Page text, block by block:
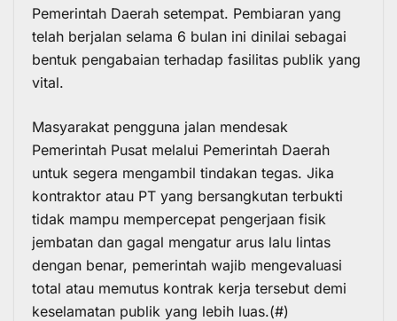
Pemerintah Daerah setempat. Pembiaran yang
telah berjalan selama 6 bulan ini dinilai sebagai
bentuk pengabaian terhadap fasilitas publik yang
vital.
Masyarakat pengguna jalan mendesak
Pemerintah Pusat melalui Pemerintah Daerah
untuk segera mengambil tindakan tegas. Jika
kontraktor atau PT yang bersangkutan terbukti
tidak mampu mempercepat pengerjaan fisik
jembatan dan gagal mengatur arus lalu lintas
dengan benar, pemerintah wajib mengevaluasi
total atau memutus kontrak kerja tersebut demi
keselamatan publik yang lebih luas.(#)